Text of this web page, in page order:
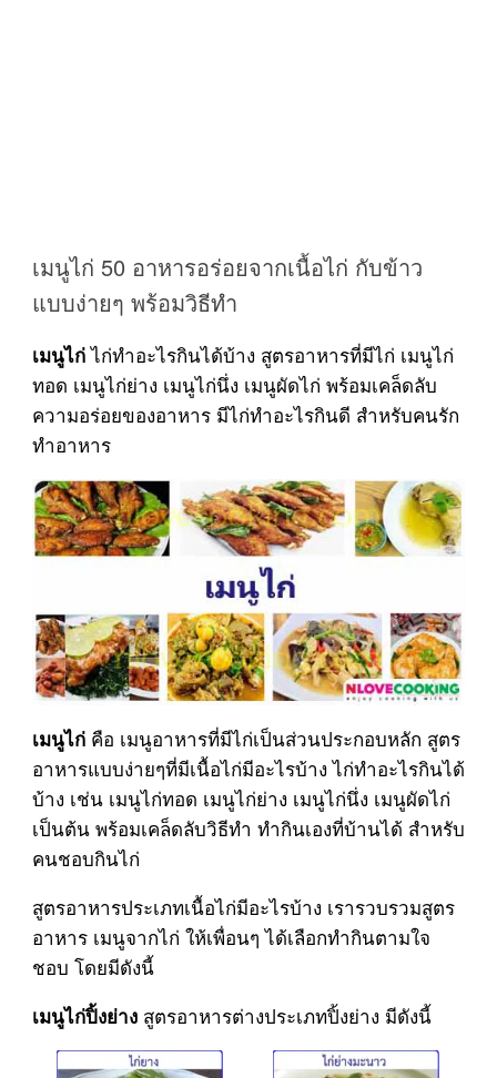
เมนูไก่ 50 อาหารอร่อยจากเนื้อไก่ กับข้าว
แบบง่ายๆ พร้อมวิธีทำ
เมนูไก่ไก่ทำอะไรกินได้บ้าง สูตรอาหารที่มีไก่ เมนูไก่
ทอด เมนูไก่ย่าง เมนูไก่นึ่ง เมนูผัดไก่ พร้อมเคล็ดลับ
ความอร่อยของอาหาร มีไก่ทำอะไรกินดี สำหรับคนรัก
ทำอาหาร
เมนูไก่คือ เมนูอาหารที่มีไก่เป็นส่วนประกอบหลัก สูตร
อาหารแบบง่ายๆที่มีเนื้อไก่มีอะไรบ้าง ไก่ทำอะไรกินได้
บ้าง เช่น เมนูไก่ทอด เมนูไก่ย่าง เมนูไก่นึ่ง เมนูผัดไก่
เป็นต้น พร้อมเคล็ดลับวิธีทำ ทำกินเองที่บ้านได้ สำหรับ
คนชอบกินไก่
สูตรอาหารประเภทเนื้อไก่มีอะไรบ้าง เรารวบรวมสูตร
อาหาร เมนูจากไก่ ให้เพื่อนๆ ได้เลือกทำกินตามใจ
ชอบ โดยมีดังนี้
เมนูไก่ปิ้งย่างสูตรอาหารต่างประเภทปิ้งย่าง มีดังนี้